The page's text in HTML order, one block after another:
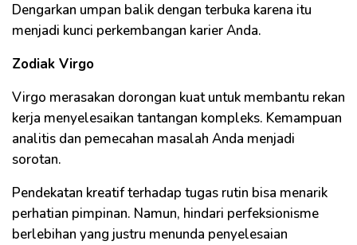
Dengarkan umpan balik dengan terbuka karena itu
menjadi kunci perkembangan karier Anda.
Zodiak Virgo
Virgo merasakan dorongan kuat untuk membantu rekan
kerja menyelesaikan tantangan kompleks. Kemampuan
analitis dan pemecahan masalah Anda menjadi
sorotan.
Pendekatan kreatif terhadap tugas rutin bisa menarik
perhatian pimpinan. Namun, hindari perfeksionisme
berlebihan yang justru menunda penyelesaian